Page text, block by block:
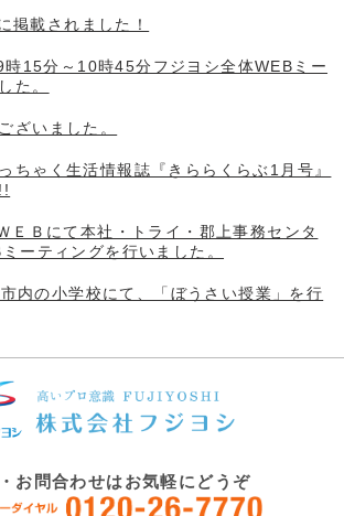
掲載されました！
15分～10時45分フジヨシ全体WEBミー
た。
ざいました。
ゃく生活情報誌『きららくらぶ1月号』
ＥＢにて本社・トライ・郡上事務センタ
ーティングを行いました。
内の小学校にて、「ぼうさい授業」を行
お問合わせはお気軽にどうぞ